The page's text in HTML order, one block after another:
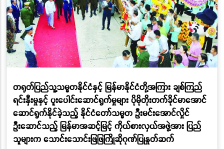
တရုတ်ပြည်သူ့သမ္မတနိုင်ငံနှင့် မြန်မာနိုင်ငံတို့အကြား ချစ်ကြည်
ရင်းနှီးမှုနှင့် ပူးပေါင်းဆောင်ရွက်မှုများ ပိုမိုတိုးတက်ခိုင်မာအောင်
ဆောင်ရွက်နိုင်ခဲ့သည့် နိုင်ငံတော်သမ္မတ ဦးမင်းအောင်လှိုင်
ဦးဆောင်သည့် မြန်မာအဆင့်မြင့် ကိုယ်စားလှယ်အဖွဲ့အား ပြည်
သူများက သောင်းသောင်းဖြဖြကြိုဆိုဂုဏ်ပြုနှုတ်ဆက်